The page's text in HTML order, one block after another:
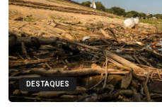
DESTAQUES